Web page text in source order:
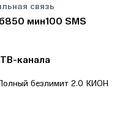
связь
850 мин100 SMS
ТВ-канала
безлимит 2.0 КИОН